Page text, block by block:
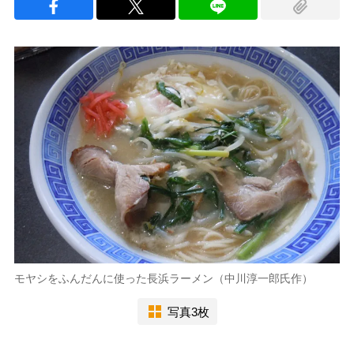
モヤシをふんだんに使った長浜ラーメン（中川淳一郎氏作）
写真3枚